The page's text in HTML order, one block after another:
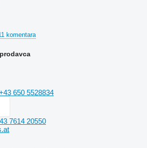
komentara
650 5528834
7614 20550